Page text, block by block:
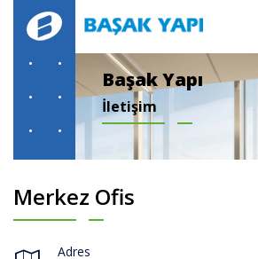
KURUMSAL
IGK SİSTEMLERİ
Başak Yapı
İletişim
Merkez Ofis
Adres